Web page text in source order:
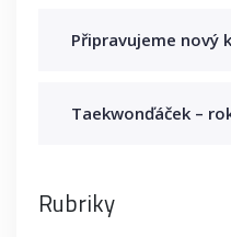
Připravujeme nový
Taekwonďáček –
Rubriky